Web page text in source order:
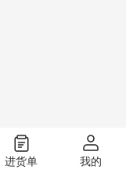
进货单 我的